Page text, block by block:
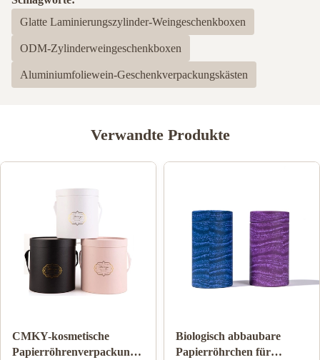
Glatte Laminierungszylinder-Weingeschenkboxen
ODM-Zylinderweingeschenkboxen
Aluminiumfoliewein-Geschenkverpackungskästen
Verwandte Produkte
Zylinder-Wellpappe-Rohr
Pantone, das
Papppapier-Rohr-
Verpacken der